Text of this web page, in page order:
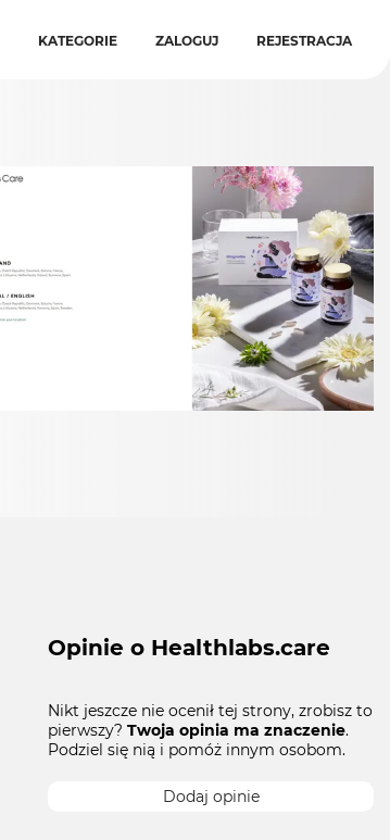
KATEGORIE ZALOGUJ REJESTRACJA
Opinie o Healthlabs.care
Nikt jeszcze nie ocenił tej strony, zrobisz to
pierwszy? Twoja opinia ma znaczenie.
Podziel się nią i pomóż innym osobom.
Dodaj opinie